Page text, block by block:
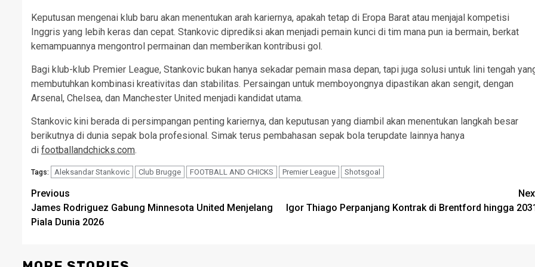
Keputusan mengenai klub baru akan menentukan arah kariernya, apakah tetap di Eropa Barat atau menjajal kompetisi
Inggris yang lebih keras dan cepat. Stankovic diprediksi akan menjadi pemain kunci di tim mana pun ia bermain, berkat
kemampuannya mengontrol permainan dan memberikan kontribusi gol.
Bagi klub-klub Premier League, Stankovic bukan hanya sekadar pemain masa depan, tapi juga solusi untuk lini tengah
membutuhkan kombinasi kreativitas dan stabilitas. Persaingan untuk memboyongnya dipastikan akan sengit, dengan
Arsenal, Chelsea, dan Manchester United menjadi kandidat utama.
Stankovic kini berada di persimpangan penting kariernya, dan keputusan yang diambil akan menentukan langkah besar
berikutnya di dunia sepak bola profesional. Simak terus pembahasan sepak bola terupdate lainnya hanya
di footballandchicks.com.
Tags: Aleksandar Stankovic Club Brugge FOOTBALL AND CHICKS Premier League Shotsgoal
Post
navigation
Previous
James Rodriguez Gabung Minnesota United Menjelang
Piala Dunia 2026
Igor Thiago Perpanjang Kontrak di Brentford hingga